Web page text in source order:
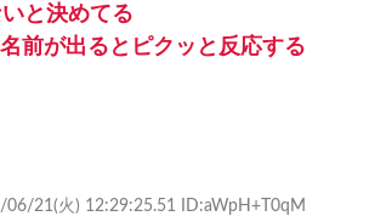
と決めてる
前が出るとピクッと反応する
06/21(火) 12:29:25.51 ID:aWpH+T0qM